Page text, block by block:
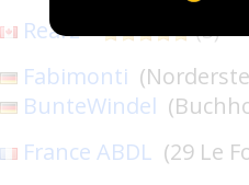
Rearz (3)
Fabimonti
BunteWindel
France ABDL (29 Le